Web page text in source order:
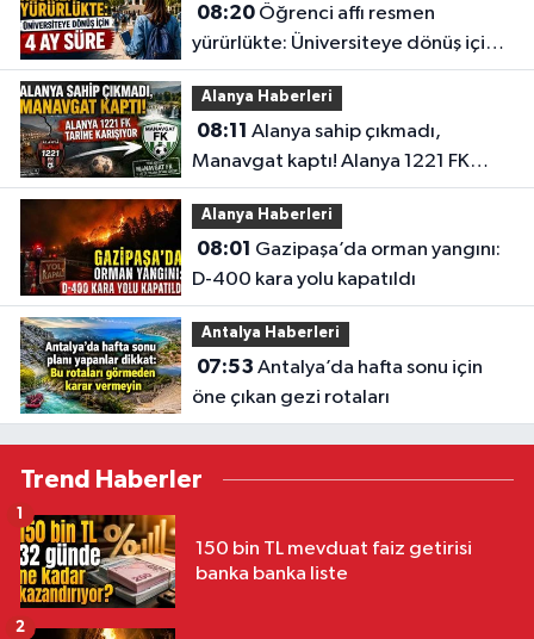
08:20Öğrenci affı resmen
yürürlükte: Üniversiteye dönüş için 4
ay süre
Alanya Haberleri
08:11
Manavgat kaptı! Alanya 1221 FK
tarihe karışıyor
Alanya Haberleri
08:01
D-400 kara yolu kapatıldı
Antalya Haberleri
07:53
öne çıkan gezi rotaları
Trend Haberler
150 bin TL mevduat faiz getirisi
banka banka liste
1
2